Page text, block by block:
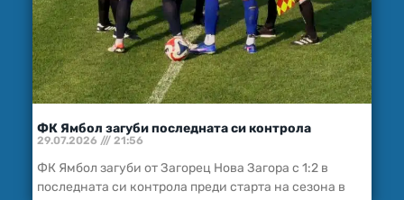
ФК Ямбол загуби последната си контрола
29.07.2026 21:56
ФК Ямбол загуби от Загорец Нова Загора с 1:2 в
последната си контрола преди старта на сезона в